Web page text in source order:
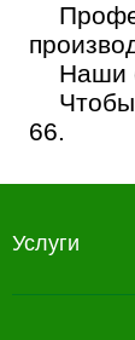
Наши
66.
Услуги